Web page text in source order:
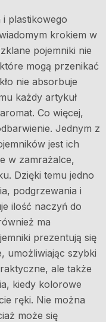
plastikowego
krokiem w
pojemniki nie
mogą przenikać
nie absorbuje
każdy artykuł
Co więcej,
Jednym z
jest ich
w zamrażalce,
Dzięki temu jedno
podgrzewania i
ilość naczyń do
ma
prezentują się
umożliwiając szybki
ale także
kiedy kolorowe
ręki. Nie można
może się